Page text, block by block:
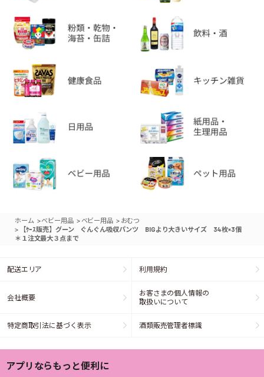
ホーム >ベビー用品 > ベビー用品 > おむつ
>
【ｹｰｽ販売】グーン ぐんぐん吸収パンツ BIGより大きいサイズ 34枚×3個
＊１注文最大３点まで
配送エリア 利用規約
会社概要
お客さまの個人情報の
取扱いについて
特定商取引法に基づく表示 酒類販売管理者標識
アプリならもっと便利に